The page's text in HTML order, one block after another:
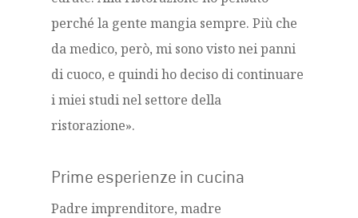
perché la gente mangia sempre. Più che
da medico, però, mi sono visto nei panni
di cuoco, e quindi ho deciso di continuare
i miei studi nel settore della
ristorazione».
Prime esperienze in cucina
Padre imprenditore, madre